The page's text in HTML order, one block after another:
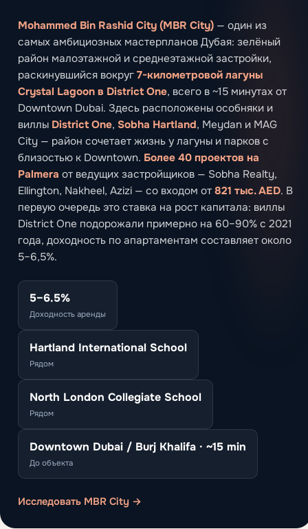
Mohammed Bin Rashid City (MBR City) — один из
самых амбициозных мастерпланов Дубая: зелёный
район малоэтажной и среднеэтажной застройки,
раскинувшийся вокруг 7-километровой лагуны
Crystal Lagoon в District One, всего в ~15 минутах от
Downtown Dubai. Здесь расположены особняки и
виллы District One, Sobha Hartland, Meydan и MAG
City — район сочетает жизнь у лагуны и парков с
близостью к Downtown. Более 40 проектов на
Palmera от ведущих застройщиков — Sobha Realty,
Ellington, Nakheel, Azizi — со входом от 821 тыс. AED. В
первую очередь это ставка на рост капитала: виллы
District One подорожали примерно на 60–90% с 2021
года, доходность по апартаментам составляет около
5–6,5%.
5–6.5%
Доходность аренды
Hartland International School
Рядом
North London Collegiate School
Рядом
Downtown Dubai / Burj Khalifa · ~15 min
До объекта
Исследовать MBR City →